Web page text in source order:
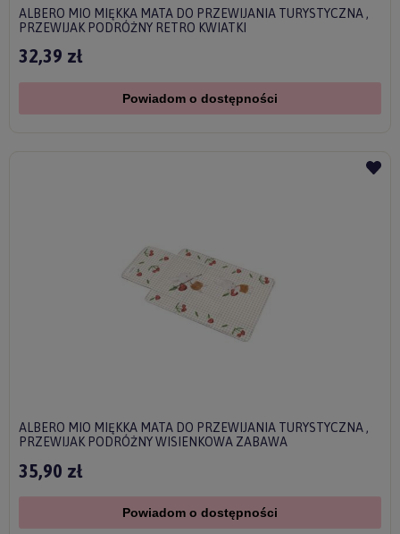
ALBERO MIO MIĘKKA MATA DO PRZEWIJANIA TURYSTYCZNA ,
PRZEWIJAK PODRÓŻNY RETRO KWIATKI
32,39 zł
Powiadom o dostępności
ALBERO MIO MIĘKKA MATA DO PRZEWIJANIA TURYSTYCZNA ,
PRZEWIJAK PODRÓŻNY WISIENKOWA ZABAWA
35,90 zł
Powiadom o dostępności